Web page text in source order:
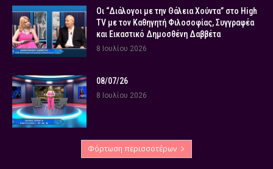
Οι “Διάλογοι με την Θάλεια Χούντα” στο High
TV με τον Καθηγητή Φιλοσοφίας, Συγγραφέα
και Εικαστικό Δημοσθένη Δαββέτα
8 Ιουλίου 2026
08/07/26
8 Ιουλίου 2026
Φόρτωση περισσοτέρων